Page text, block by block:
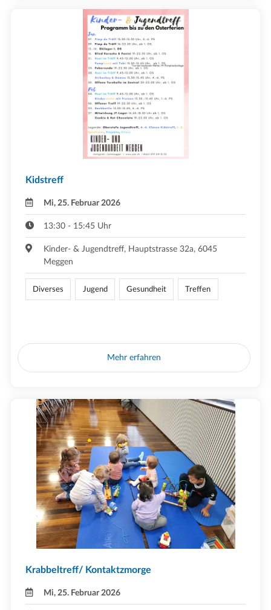
Kidstreff
Mi, 25. Februar 2026
13:30 - 15:45 Uhr
Kinder- & Jugendtreff, Hauptstrasse 32a, 6045
Meggen
Diverses Jugend Gesundheit Treffen
Mehr erfahren
Krabbeltreff/ Kontaktzmorge
Mi, 25. Februar 2026